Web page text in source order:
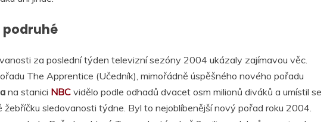
podruhé
za poslední týden televizní sezóny 2004 ukázaly zajímavou věc.
The Apprentice (Učedník), mimořádně úspěšného nového pořadu
na stanici NBC vidělo podle odhadů dvacet osm milionů diváků a umístil se
žebříčku sledovanosti týdne. Byl to nejoblíbenější nový pořad roku 2004.